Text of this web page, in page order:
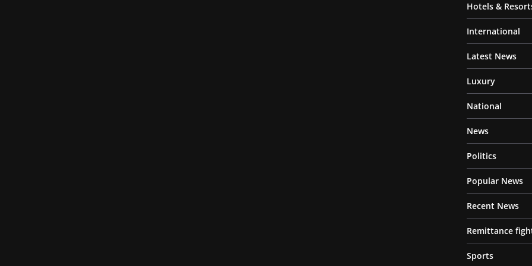
Hotels &
International
Latest News
Luxury
National
News
Politics
Popular News
Recent News
Remittance
Sports